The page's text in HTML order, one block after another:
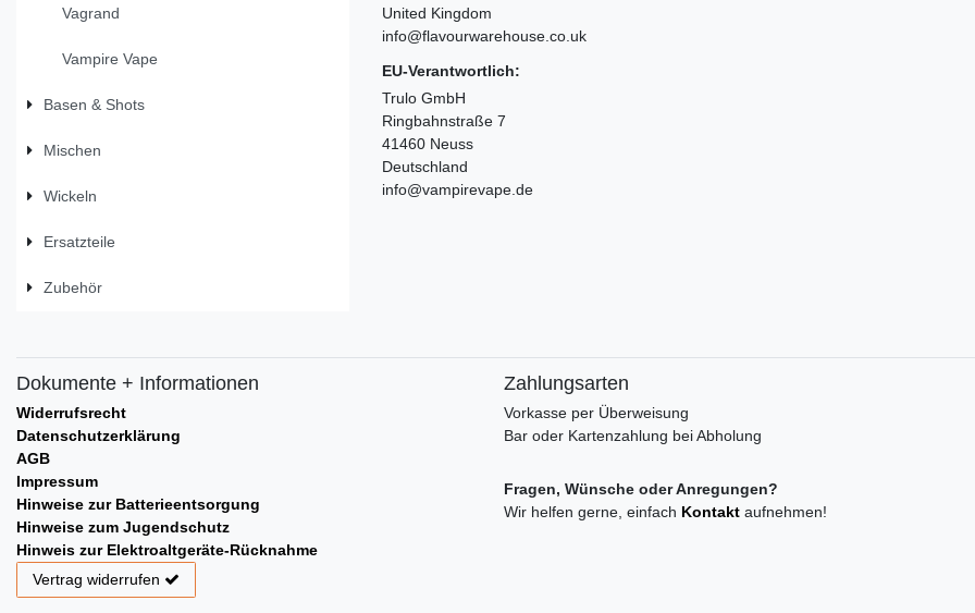
Vagrand
Vampire Vape
Basen & Shots
Mischen
Wickeln
Ersatzteile
Zubehör
United Kingdom
info@flavourwarehouse.co.uk
EU-Verantwortlich:
Trulo GmbH
Ringbahnstraße 7
41460 Neuss
Deutschland
info@vampirevape.de
Dokumente + Informationen
Widerrufsrecht
Datenschutzerklärung
AGB
Impressum
Hinweise zur Batterieentsorgung
Hinweise zum Jugendschutz
Hinweis zur Elektroaltgeräte-Rücknahme
Vertrag widerrufen
Zahlungsarten
Vorkasse per Überweisung
Bar oder Kartenzahlung bei Abholung
Fragen, Wünsche oder Anregungen?
Wir helfen gerne, einfach Kontakt aufnehmen!